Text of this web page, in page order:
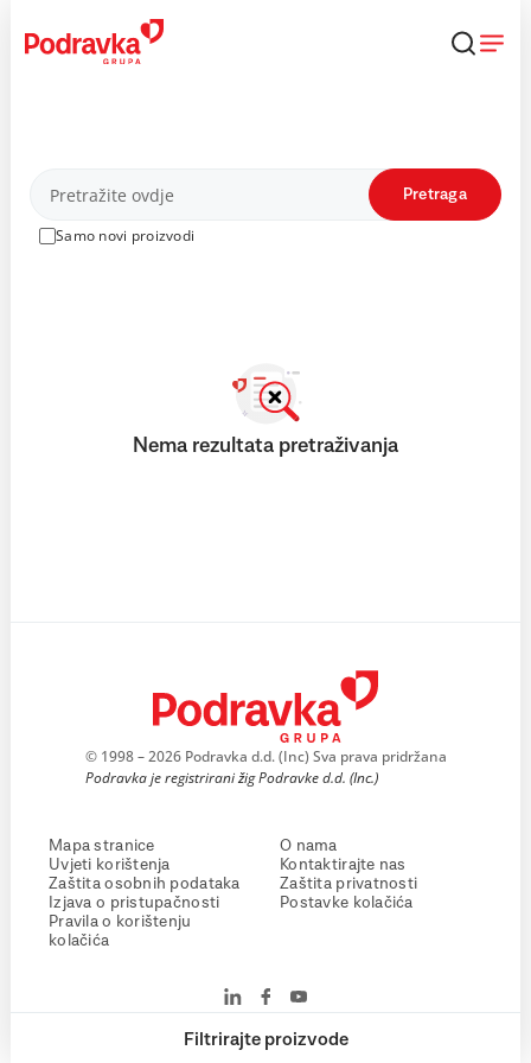
content
Proizvodi
Samo novi proizvodi
Pretraga
Filtrirajte proizvode
Nema rezultata pretraživanja
© 1998 – 2026 Podravka d.d. (Inc) Sva prava pridržana
Podravka je registrirani žig Podravke d.d. (Inc.)
Mapa stranice
Uvjeti korištenja
Zaštita osobnih podataka
Izjava o pristupačnosti
Pravila o korištenju
kolačića
O nama
Kontaktirajte nas
Zaštita privatnosti
Postavke kolačića